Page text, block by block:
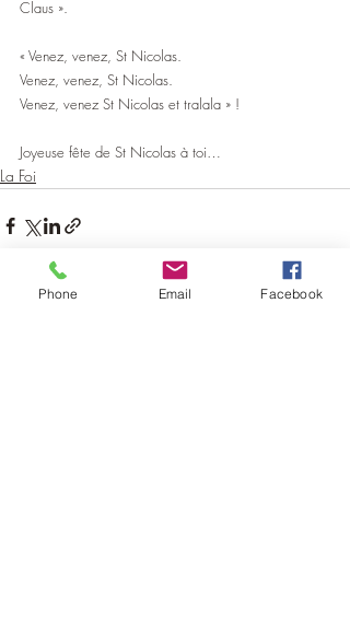
Claus ».
« Venez, venez, St Nicolas.
Venez, venez, St Nicolas.
Venez, venez St Nicolas et tralala » !
Joyeuse fête de St Nicolas à toi…
La Foi
Posts récents Voir tout
Phone Email Facebook